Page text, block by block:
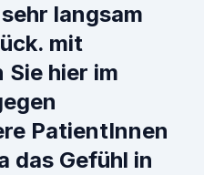
langsam
mit
hier im
PatientInnen
das Gefühl in